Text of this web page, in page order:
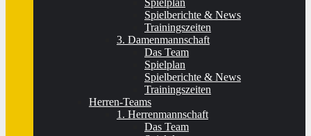
Spielplan
Spielberichte & News
Trainingszeiten
3. Damenmannschaft
Das Team
Spielplan
Spielberichte & News
Trainingszeiten
Herren-Teams
1. Herrenmannschaft
Das Team